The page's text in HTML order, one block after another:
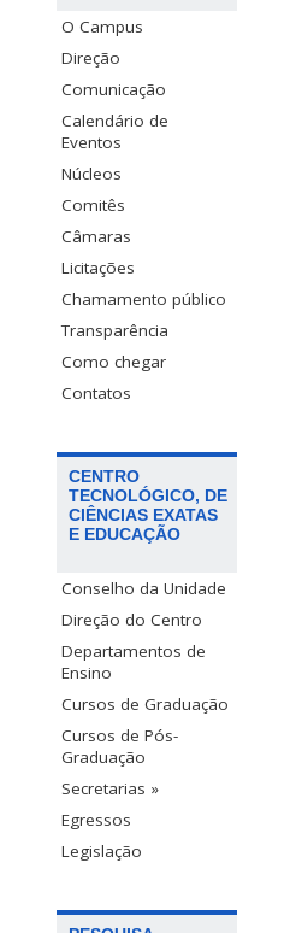
O Campus
Direção
Comunicação
Calendário de
Eventos
Núcleos
Comitês
Câmaras
Licitações
Chamamento público
Transparência
Como chegar
Contatos
CENTRO
TECNOLÓGICO, DE
CIÊNCIAS EXATAS
E EDUCAÇÃO
Conselho da Unidade
Direção do Centro
Departamentos de
Ensino
Cursos de Graduação
Cursos de Pós-
Graduação
Secretarias »
Egressos
Legislação